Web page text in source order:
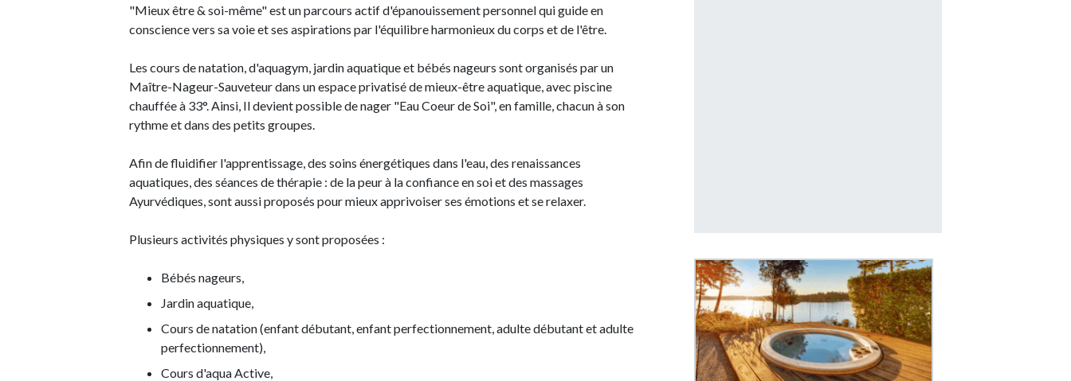
"Mieux être & soi-même" est un parcours actif d'épanouissement personnel qui guide en
conscience vers sa voie et ses aspirations par l'équilibre harmonieux du corps et de l'être.
Les cours de natation, d'aquagym, jardin aquatique et bébés nageurs sont organisés par un
Maître-Nageur-Sauveteur dans un espace privatisé de mieux-être aquatique, avec piscine
chauffée à 33°. Ainsi, Il devient possible de nager "Eau Coeur de Soi", en famille, chacun à son
rythme et dans des petits groupes.
Afin de fluidifier l'apprentissage, des soins énergétiques dans l'eau, des renaissances
aquatiques, des séances de thérapie : de la peur à la confiance en soi et des massages
Ayurvédiques, sont aussi proposés pour mieux apprivoiser ses émotions et se relaxer.
Plusieurs activités physiques y sont proposées :
Bébés nageurs,
Jardin aquatique,
Cours de natation (enfant débutant, enfant perfectionnement, adulte débutant et adulte
perfectionnement),
Cours d'aqua Active,